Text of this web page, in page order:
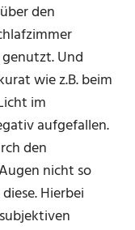
den
Und
wie z.B. beim
im
aufgefallen.
den
nicht so
Hierbei